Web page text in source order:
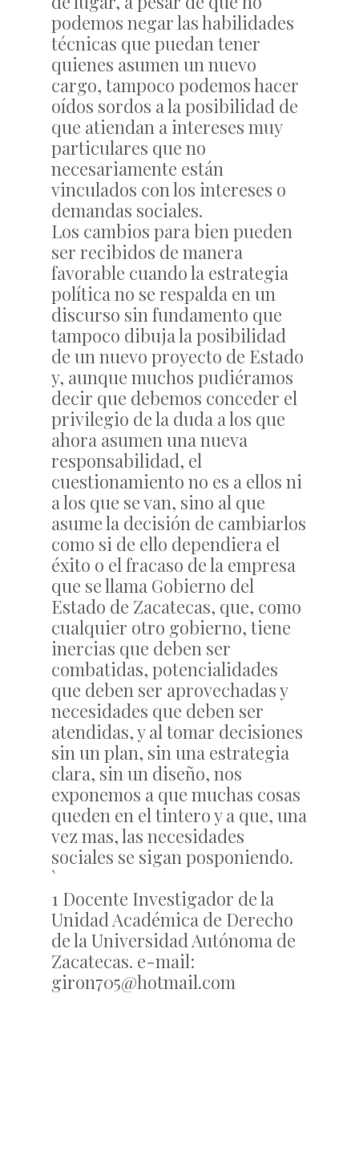
podemos negar las habilidades
técnicas que puedan tener
quienes asumen un nuevo
cargo, tampoco podemos hacer
oídos sordos a la posibilidad de
que atiendan a intereses muy
particulares que no
necesariamente están
vinculados con los intereses o
demandas sociales.
Los cambios para bien pueden
ser recibidos de manera
favorable cuando la estrategia
política no se respalda en un
discurso sin fundamento que
tampoco dibuja la posibilidad
de un nuevo proyecto de Estado
y, aunque muchos pudiéramos
decir que debemos conceder el
privilegio de la duda a los que
ahora asumen una nueva
responsabilidad, el
cuestionamiento no es a ellos ni
a los que se van, sino al que
asume la decisión de cambiarlos
como si de ello dependiera el
éxito o el fracaso de la empresa
que se llama Gobierno del
Estado de Zacatecas, que, como
cualquier otro gobierno, tiene
inercias que deben ser
combatidas, potencialidades
que deben ser aprovechadas y
necesidades que deben ser
atendidas, y al tomar decisiones
sin un plan, sin una estrategia
clara, sin un diseño, nos
exponemos a que muchas cosas
queden en el tintero y a que, una
vez mas, las necesidades
sociales se sigan posponiendo.
`
1 Docente Investigador de la
Unidad Académica de Derecho
de la Universidad Autónoma de
Zacatecas. e-mail:
giron705@hotmail.com